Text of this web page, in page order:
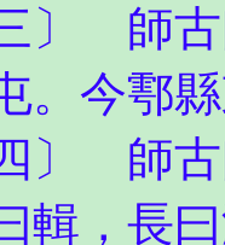
師古曰
。今鄠
師古曰
輯，長